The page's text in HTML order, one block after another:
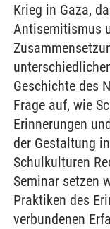
Krieg in Gaza,
Antisemitismus
Geschichte des
Frage auf, wie
Erinnerungen
der Gestaltung
Schulkulturen
Seminar setzen
Praktiken des
verbundenen